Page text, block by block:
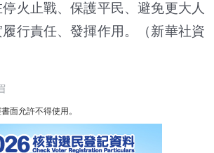
火止戰、保護平民、避免更大人
行責任、發揮作用。（新華社資
面允許不得使用。